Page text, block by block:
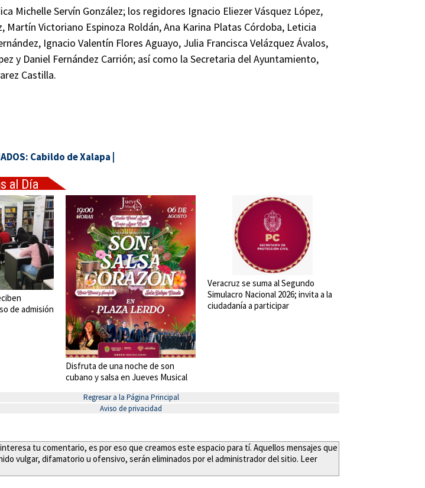
Michelle Servín González; los regidores Ignacio Eliezer Vásquez López,
Martín Victoriano Espinoza Roldán, Ana Karina Platas Córdoba, Leticia
Ignacio Valentín Flores Aguayo, Julia Francisca Velázquez Ávalos,
y Daniel Fernández Carrión; así como la Secretaria del Ayuntamiento,
Castilla.
Cabildo de Xalapa
al Día
de admisión
Disfruta de una noche de son
cubano y salsa en Jueves Musical
Veracruz se suma al Segundo
Simulacro Nacional 2026; invita a la
ciudadanía a participar
Regresar a la Página Principal
Aviso de privacidad
tu comentario, es por eso que creamos este espacio para tí. Aquellos mensajes que
vulgar, difamatorio u ofensivo, serán eliminados por el administrador del sitio. Leer